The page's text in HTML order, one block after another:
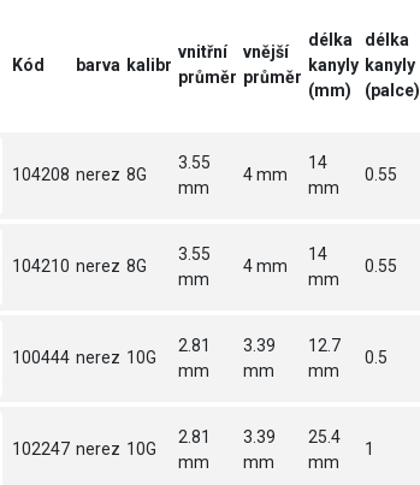
Kód barva kalibr
vnitřní
průměr
vnější
průměr
délka
kanyly
(mm)
délka
kanyly
(palce)
104208 nerez 8G
3.55
mm
4 mm
14
mm
0.55
104210 nerez 8G
3.55
mm
4 mm
14
mm
0.55
100444 nerez 10G
2.81
mm
3.39
mm
12.7
mm
0.5
102247 nerez 10G
2.81
mm
3.39
mm
25.4
mm
1